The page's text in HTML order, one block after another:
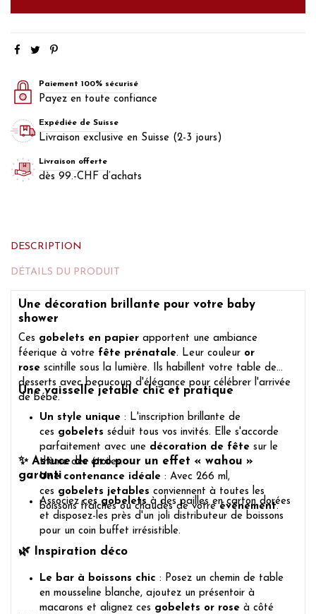
Paiement 100% sécurisé
Payez en toute confiance
Expédiée de Suisse
Livraison exclusive en Suisse (2-3 jours)
Livraison offerte
dès 99.-CHF d’achats
DESCRIPTION
DÉTAILS DU PRODUIT
Une décoration brillante pour votre baby
shower
Ces gobelets en papier apportent une ambiance
féerique à votre fête prénatale. Leur couleur or
rose scintille sous la lumière. Ils habillent votre table de
desserts avec beaucoup d'élégance pour célébrer l'arrivée
de bébé.
Une vaisselle jetable chic et pratique
Un style unique : L'inscription brillante de
ces gobelets séduit tous vos invités. Elle s'accorde
parfaitement avec une décoration de fête sur le
thème des étoiles.
Une contenance idéale : Avec 266 ml,
ces gobelets jetables conviennent à toutes les
boissons fraîches ou chaudes de votreévénement.
✨ Astuce de pro pour un effet « wahou »
garanti
Associez cesgobeletsà des pailles en carton dorées
et disposez-les près d'un joli distributeur de boissons
pour un coin buffet irrésistible.
🌿 Inspiration déco
Le bar à boissons chic : Posez un chemin de table
en mousseline blanche, ajoutez un présentoir à
macarons et alignez ces gobelets or rose à côté